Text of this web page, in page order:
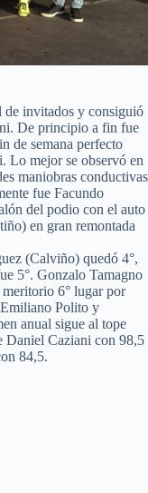
invitados y consiguió
De principio a fin fue
de semana perfecto
Lo mejor se observó en
maniobras conductivas
fue Facundo
del podio con el auto
en gran remontada
(Calviño) quedó 4°,
5°. Gonzalo Tamagno
6° lugar por
Polito y
anual sigue al tope
Daniel Caziani con 98,5
84,5.